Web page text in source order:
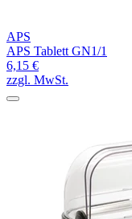
APS
APS Tablett GN1/1
6,15 €
zzgl. MwSt.